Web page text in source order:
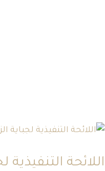
اللائحة التنفيذية
اللائحة
لجباية